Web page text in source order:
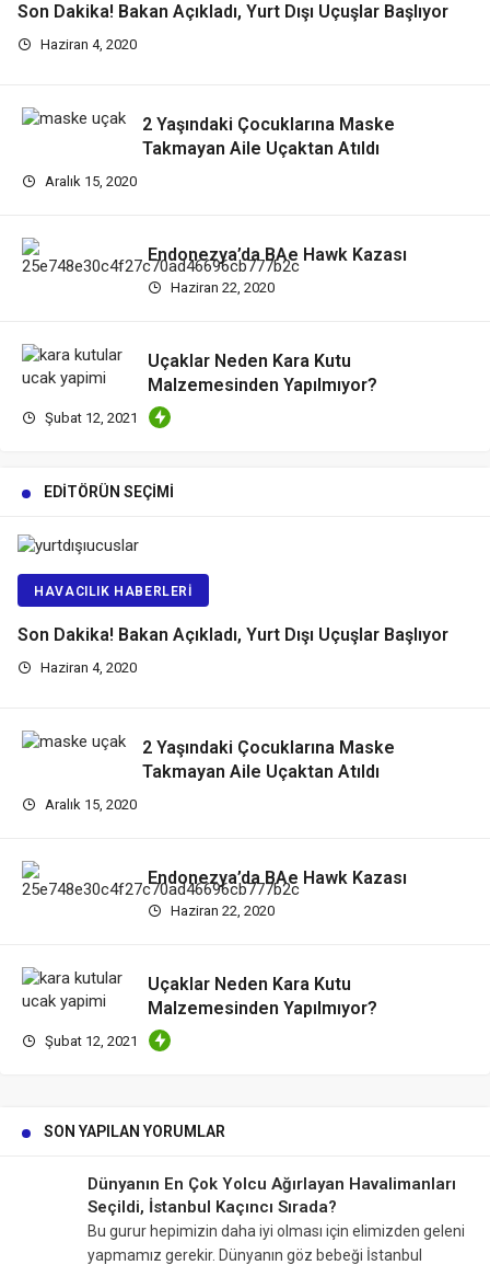
Son Dakika! Bakan Açıkladı, Yurt Dışı Uçuşlar Başlıyor
Haziran 4, 2020
2 Yaşındaki Çocuklarına Maske
Takmayan Aile Uçaktan Atıldı
Aralık 15, 2020
Endonezya’da BAe Hawk Kazası
Haziran 22, 2020
Uçaklar Neden Kara Kutu
Malzemesinden Yapılmıyor?
Şubat 12, 2021
EDITÖRÜN SEÇIMI
HAVACILIK HABERLERI
Son Dakika! Bakan Açıkladı, Yurt Dışı Uçuşlar Başlıyor
Haziran 4, 2020
2 Yaşındaki Çocuklarına Maske
Takmayan Aile Uçaktan Atıldı
Aralık 15, 2020
Endonezya’da BAe Hawk Kazası
Haziran 22, 2020
Uçaklar Neden Kara Kutu
Malzemesinden Yapılmıyor?
Şubat 12, 2021
SON YAPILAN YORUMLAR
Dünyanın En Çok Yolcu Ağırlayan Havalimanları
Seçildi, İstanbul Kaçıncı Sırada?
Bu gurur hepimizin daha iyi olması için elimizden geleni
yapmamız gerekir. Dünyanın göz bebeği İstanbul